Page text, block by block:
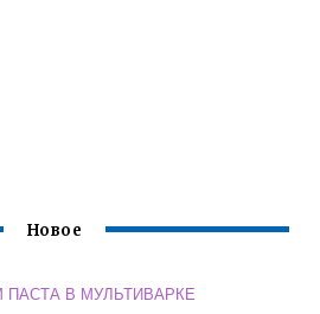
Новое
В МУЛЬТИВАРКЕ